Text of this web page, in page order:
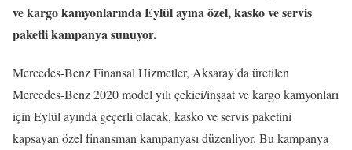
ve kargo kamyonlarında Eylül ayına özel, kasko ve servis
paketli kampanya sunuyor.
Mercedes-Benz Finansal Hizmetler, Aksaray’da üretilen
Mercedes-Benz 2020 model yılı çekici/inşaat ve kargo kamyonları
için Eylül ayında geçerli olacak, kasko ve servis paketini
kapsayan özel finansman kampanyası düzenliyor. Bu kampanya